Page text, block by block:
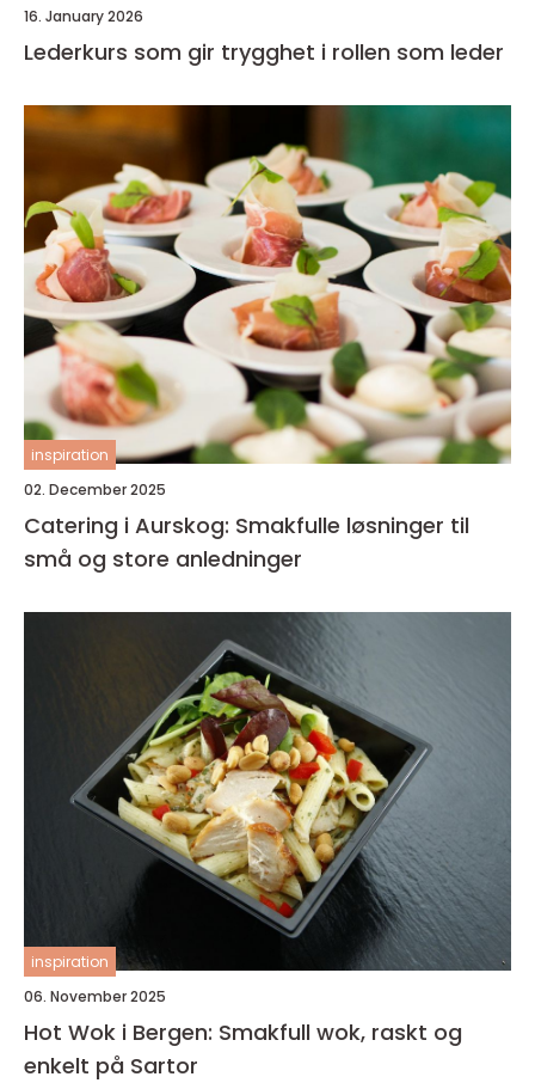
16. January 2026
Lederkurs som gir trygghet i rollen som leder
inspiration
02. December 2025
Catering i Aurskog: Smakfulle løsninger til
små og store anledninger
inspiration
06. November 2025
Hot Wok i Bergen: Smakfull wok, raskt og
enkelt på Sartor